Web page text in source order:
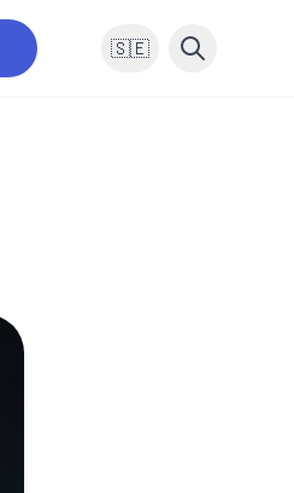
🇸🇪